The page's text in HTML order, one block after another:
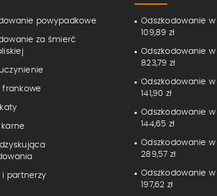
powypadkowe
za śmierć
frankowe
i partnerzy
Odszkodowanie
109,89 zł
Odszkodowanie
823,79 zł
Odszkodowanie w
141,90 zł
Odszkodowanie
144,65 zł
Odszkodowanie
289,57 zł
Odszkodowanie w
197,62 zł